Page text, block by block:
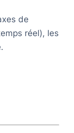
de
réel), les